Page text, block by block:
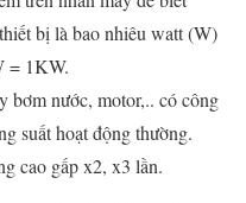
bị là bao nhiêu watt (W)
= 1KW.
bơm nước, motor,.. có công
suất hoạt động thường.
cao gấp x2, x3 lần.